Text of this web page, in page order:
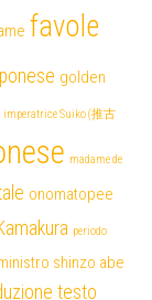
favole
golden
imperatrice Suiko (推古
madame de
onomatopee
periodo
shinzo abe
testo